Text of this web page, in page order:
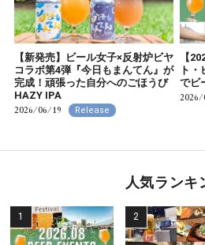
【新発売】ビール女子×反射炉ビヤ
コラボ第4弾『今日もまんてん』が
完成！頑張った自分へのごほうび
HAZY IPA
2026/06/19 Release
【
ト・
でビ
人気ランキ